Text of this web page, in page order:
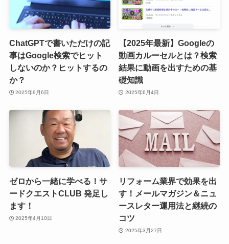
ChatGPTで書いただけの記
事はGoogle検索でヒット
しないのか？ヒットするの
か？
2025年9月6日
【2025年最新】Googleの
動画カルーセルとは？検索
結果に動画を出すための基
礎知識
2025年6月4日
ゼロから一緒に学べる！サ
ードクエストCLUB 発足し
ます！
2025年4月10日
リフォーム業界で効果を出
す！メールマガジン＆ニュ
ースレター運用法と継続の
コツ
2025年3月27日